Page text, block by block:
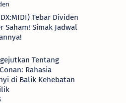
Tebar Dividen
Saham! Simak Jadwal
Tentang
Rahasia
di Balik Kehebatan